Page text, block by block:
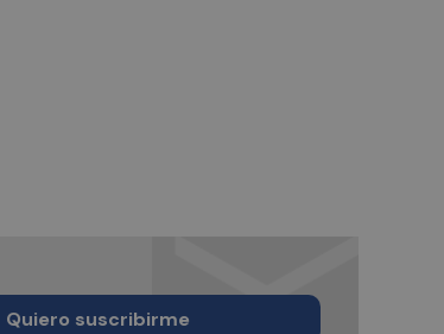
Quiero suscribirme